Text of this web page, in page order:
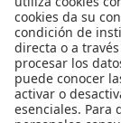
Iniciativas
Escuela
Apoyo
Software y